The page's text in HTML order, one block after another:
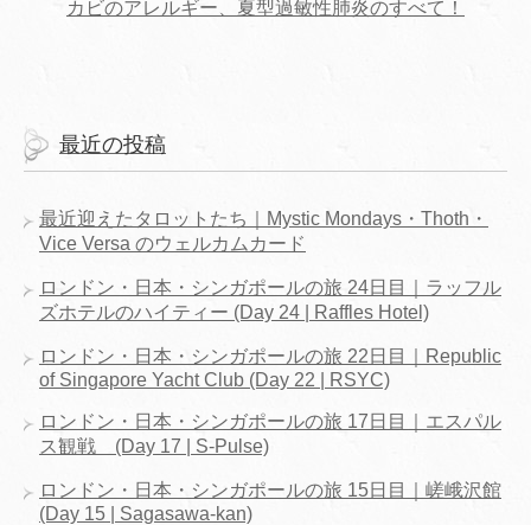
カビのアレルギー、夏型過敏性肺炎のすべて！
最近の投稿
最近迎えたタロットたち｜Mystic Mondays・Thoth・
Vice Versa のウェルカムカード
ロンドン・日本・シンガポールの旅 24日目｜ラッフル
ズホテルのハイティー (Day 24 | Raffles Hotel)
ロンドン・日本・シンガポールの旅 22日目｜Republic
of Singapore Yacht Club (Day 22 | RSYC)
ロンドン・日本・シンガポールの旅 17日目｜エスパル
ス観戦 (Day 17 | S-Pulse)
ロンドン・日本・シンガポールの旅 15日目｜嵯峨沢館
(Day 15 | Sagasawa-kan)